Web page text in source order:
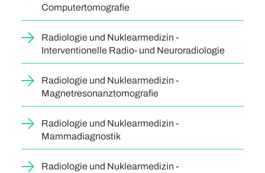
Computertomografie
Radiologie und Nuklearmedizin -
Interventionelle Radio- und Neuroradiologie
Radiologie und Nuklearmedizin -
Magnetresonanztomografie
Radiologie und Nuklearmedizin -
Mammadiagnostik
Radiologie und Nuklearmedizin -